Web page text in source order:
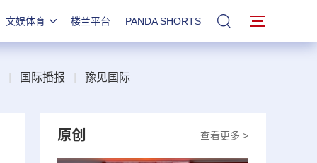
文娱体育 楼兰平台 PANDA SHORTS 站内搜索
国际播报 豫见国际
查看更多 >
原创